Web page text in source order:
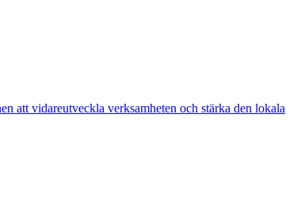
att vidareutveckla verksamheten och stärka den lokala